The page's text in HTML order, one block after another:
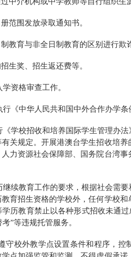
范围发放录取通知书。
教育与非全日制教育的区别进行欺
生奖、招生返还费等。
资格审查工作。
《中华人民共和国中外合作办学条
学校招收和培养国际学生管理办
关规定。开展港澳台学生招收培
力资源社会保障部、国务院台湾
续教育工作的要求，根据社会需
育招生资格的学校外，任何学校
历教育禁止以各种形式招收未通
”等违规托管服务。
守校外教学点设置条件和程序，控